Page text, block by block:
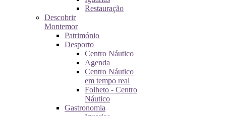
Restauração
Descobrir
Montemor
Património
Desporto
Centro Náutico
Agenda
Centro Náutico
em tempo real
Folheto - Centro
Náutico
Gastronomia